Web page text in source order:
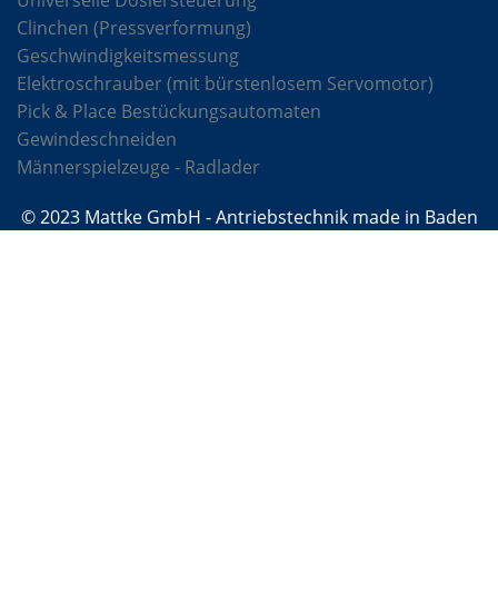
Clinchen (Pressverformung)
Geschwindigkeitsmessung
Elektroschrauber (mit bürstenlosem Servomotor)
Pick & Place Bestückungsautomaten
Gewindeschneiden
Männerspielzeuge - Radlader
© 2023 Mattke GmbH - Antriebstechnik made in Baden